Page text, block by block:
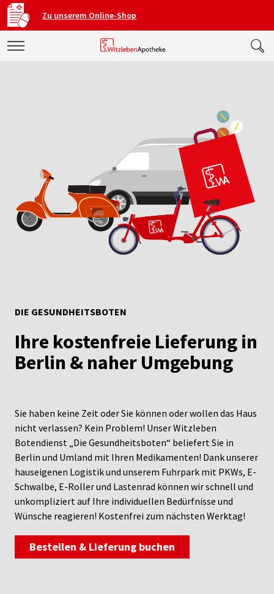
Zu unserem Online-Shop
DIE GESUNDHEITSBOTEN
Ihre kostenfreie Lieferung in
Berlin & naher Umgebung
Sie haben keine Zeit oder Sie können oder wollen das Haus
nicht verlassen? Kein Problem! Unser Witzleben
Botendienst „Die Gesundheitsboten“ beliefert Sie in
Berlin und Umland mit Ihren Medikamenten! Dank unserer
hauseigenen Logistik und unserem Fuhrpark mit PKWs, E-
Schwalbe, E-Roller und Lastenrad können wir schnell und
unkompliziert auf Ihre individuellen Bedürfnisse und
Wünsche reagieren! Kostenfrei zum nächsten Werktag!
Bestellen & Lieferung buchen